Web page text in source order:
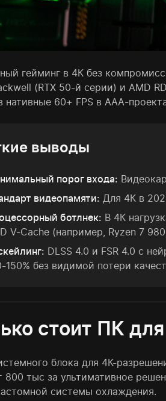
гейминг в 4К без
(RTX 50-й серии) и AMD
нативные 60+ FPS в AAA-
выводы
порог входа:
видеопамяти: Для 4К в
ботлнек: В 4К
V-Cache (например, Ryzen 7
DLSS 4.0 и FSR 4.0 с
150% без видимой потери
стоит ПК
блока для 4К-
800 тыс за ультимативное
системы охлаждения.